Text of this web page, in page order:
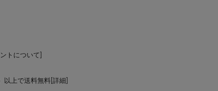
トについて
以上で送料無料[ 詳細